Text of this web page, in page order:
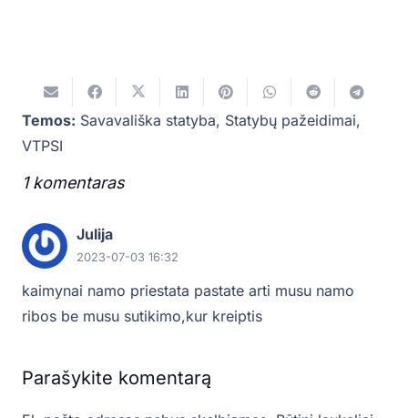
Temos: Savavališka statyba, Statybų pažeidimai,
VTPSI
1komentaras
.
Julija
2023-07-03 16:32
kaimynai namo priestata pastate arti musu namo
ribos be musu sutikimo,kur kreiptis
Parašykite komentarą